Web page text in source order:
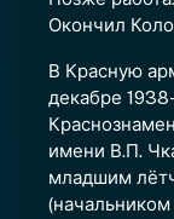
Окончил
В Красную
декабре
имени В.П.
младшим
(начальником